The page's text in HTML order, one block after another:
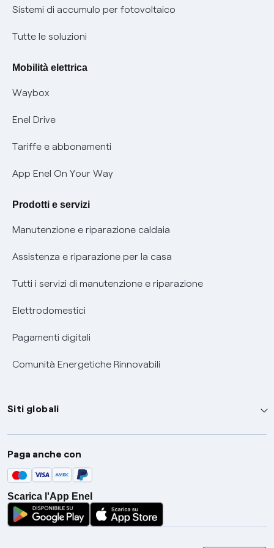
Informazioni precontrattuali prodotti e servizi
Condizioni generali di contratto prodotti e servizi
Certificazioni
Nuove regole europee per la protezione dei dati
Offerte Placet non vulnerabili
Offerta Tutela Vulnerabilità Gas
Mobilità Elettrica
Phishing e truffe online
Verifica chi ti ha chiamato
Informativa RAEE
Sistemi di accumulo per fotovoltaico
Tutte le soluzioni
Mobilità elettrica
Waybox
Enel Drive
Tariffe e abbonamenti
App Enel On Your Way
Prodotti e servizi
Manutenzione e riparazione caldaia
Assistenza e riparazione per la casa
Tutti i servizi di manutenzione e riparazione
Elettrodomestici
Pagamenti digitali
Comunità Energetiche Rinnovabili
Siti globali
Enel Group
Enel Green Power
Global Trading
Global Procurement
Gridspertise
Paga anche con
Scarica l'App Enel